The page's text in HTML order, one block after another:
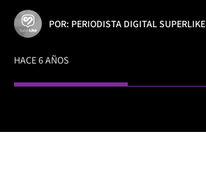
POR: PERIODISTA DIGITAL SUPERLIKE
HACE 6 AÑOS